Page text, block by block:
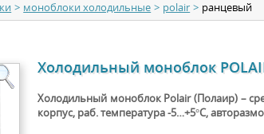
> моноблоки холодильные > polair > ранцевый
Холодильный моноблок
Холодильный моноблок Polair (Полаир) –
корпус, раб. температура -5…+5°С,